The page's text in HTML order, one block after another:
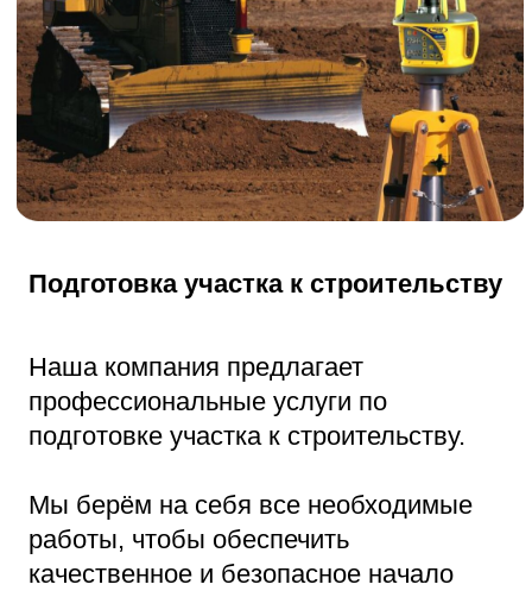
УЗНАТЬ ПОДРОБНОСТИ
Наша компания предлагает
Бой бетона — это измельчённый бетон,
который образуется в процессе
демонтажа зданий или при производстве